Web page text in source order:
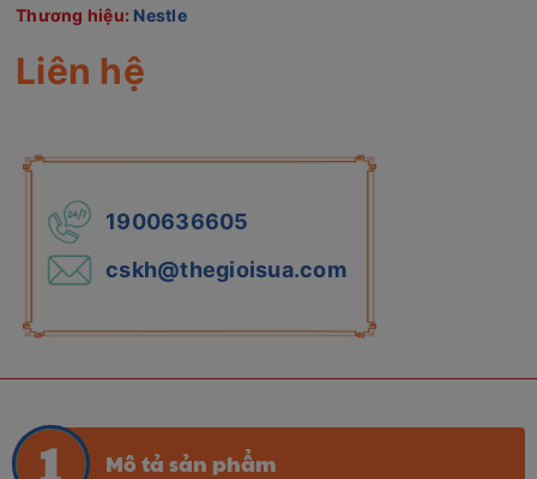
Thương hiệu: Nestle
Liên hệ
1900636605
cskh@thegioisua.com
Mô tả sản phẩm